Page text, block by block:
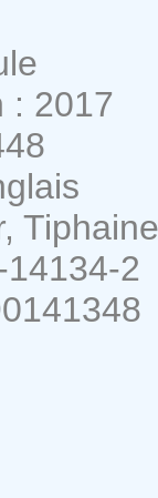
: 2017
Tiphaine
2